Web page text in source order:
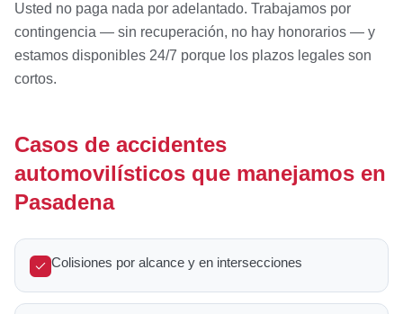
Usted no paga nada por adelantado. Trabajamos por
contingencia — sin recuperación, no hay honorarios — y
estamos disponibles 24/7 porque los plazos legales son
cortos.
Casos de accidentes
automovilísticos que manejamos en
Pasadena
Colisiones por alcance y en intersecciones